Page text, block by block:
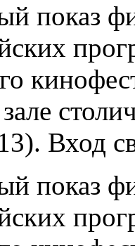
показ
Вход
показ